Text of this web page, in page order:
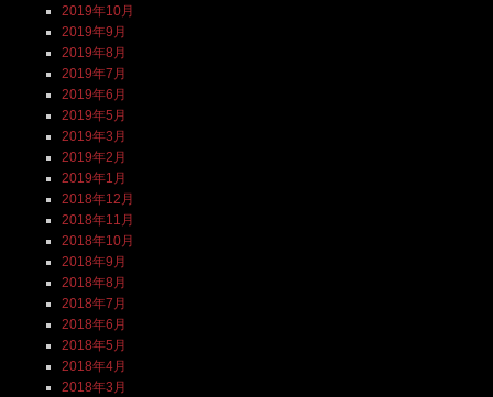
2019年10月
2019年9月
2019年8月
2019年7月
2019年6月
2019年5月
2019年3月
2019年2月
2019年1月
2018年12月
2018年11月
2018年10月
2018年9月
2018年8月
2018年7月
2018年6月
2018年5月
2018年4月
2018年3月